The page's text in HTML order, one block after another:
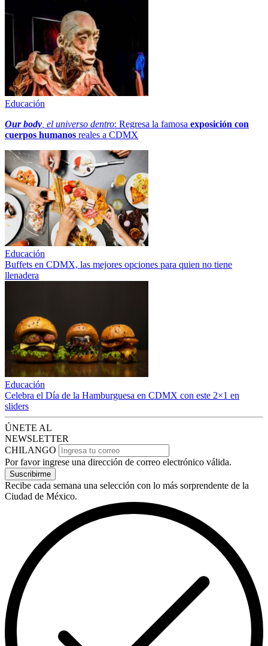
Educación
Our body , el universo dentro: Regresa la famosa exposición con
cuerpos humanos reales a CDMX
Educación
Buffets en CDMX, las mejores opciones para quien no tiene
llenadera
Educación
Celebra el Día de la Hamburguesa en CDMX con este 2×1 en
sliders
ÚNETE AL
NEWSLETTER
CHILANGO
Por favor ingrese una dirección de correo electrónico válida.
Suscribirme
Recibe cada semana una selección con lo más sorprendente de la
Ciudad de México.